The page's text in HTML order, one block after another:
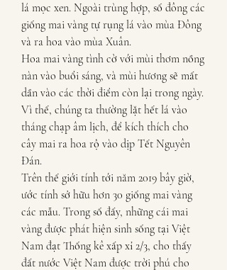
lá mọc xen. Ngoài trùng hợp, số đông các
giống mai vàng tự rụng lá vào mùa Đông
và ra hoa vào mùa Xuân.
Hoa mai vàng tình cờ với mùi thơm nồng
nàn vào buổi sáng, và mùi hương sẽ mất
dần vào các thời điểm còn lại trong ngày.
Vì thế, chúng ta thường lặt hết lá vào
tháng chạp âm lịch, để kích thích cho
cây mai ra hoa rộ vào dịp Tết Nguyên
Đán.
Trên thế giới tính tới năm 2019 bây giờ,
ước tính sở hữu hơn 30 giống mai vàng
các mẫu. Trong số đấy, những cái mai
vàng được phát hiện sinh sống tại Việt
Nam đạt Thống kê xấp xỉ 2/3, cho thấy
đất nước Việt Nam được trời phú cho